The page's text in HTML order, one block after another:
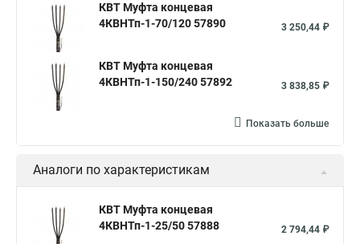
КВТ Муфта концевая
4КВНТп-1-70/120 57890
3 250,44 ₽
КВТ Муфта концевая
4КВНТп-1-150/240 57892
3 838,85 ₽
Показать больше
Аналоги по характеристикам
КВТ Муфта концевая
4КВНТп-1-25/50 57888
2 794,44 ₽